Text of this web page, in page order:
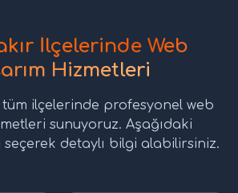
İlçelerinde Web
Hizmetleri
ilçelerinde profesyonel web
sunuyoruz. Aşağıdaki
detaylı bilgi alabilirsiniz.